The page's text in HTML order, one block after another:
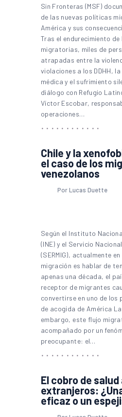
Sin Fronteras (MSF)
de las nuevas políticas
América y sus
Tras el endurecimiento
migratorias, miles de
atrapadas entre la
violaciones a los DDHH,
médica y el sufrimiento
diálogo con Refugio
Víctor Escobar,
operaciones…
Chile y la
el caso de los
venezolanos
Por Lucas Duette
Según el Instituto
(INE) y el Servicio
(SERMIG), actualmente
migración es hablar de
apenas una década, el
receptor de migrantes
convertirse en uno de los
de acogida de América
embargo, este flujo
acompañado por un
preocupante: el…
El cobro de salud
extranjeros:
eficaz o un